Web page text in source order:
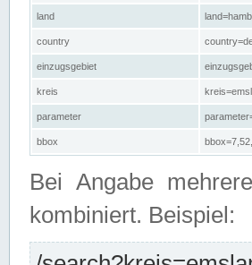
land
country
einzugsgebiet
kreis
parameter
bbox
Bei Angabe
kombiniert. Beispiel: